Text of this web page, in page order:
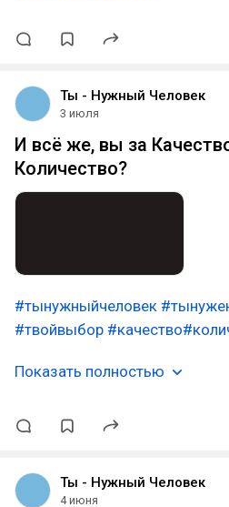
Ты - Нужный Человек
3 июля
И всё же, вы за
Количество?
#тынужныйчеловек
#твойвыбор #качество
Показать полностью
Ты - Нужный Человек
4 июня